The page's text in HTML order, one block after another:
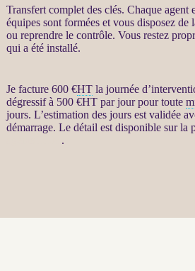
Transfertcomplet des clés. Chaque agent
équipes sont formées et vous disposez de
ou reprendre le contrôle. Vous restez
qui a été installé.
Je facture 600 €HTla journée
dégressif à 500 €HTpar jour pour toute
jours. L’estimation des jours est validée
démarrage. Le détail est disponible sur la
.